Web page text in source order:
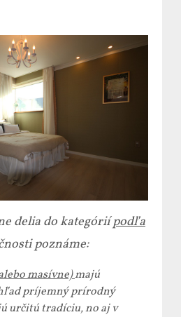
delia do kategóriípodľa
poznáme:
masívne)majú
príjemný prírodný
určitú tradíciu, no aj v